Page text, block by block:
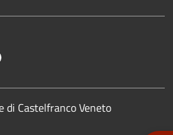
di Castelfranco Veneto